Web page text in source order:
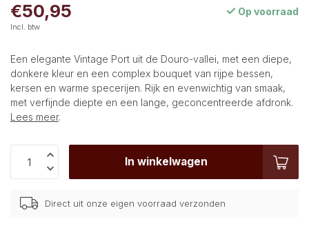
€50,95
Incl. btw
Op voorraad
Een elegante Vintage Port uit de Douro-vallei, met een diepe,
donkere kleur en een complex bouquet van rijpe bessen,
kersen en warme specerijen. Rijk en evenwichtig van smaak,
met verfijnde diepte en een lange, geconcentreerde afdronk.
Lees meer.
In winkelwagen
Direct uit onze eigen voorraad verzonden